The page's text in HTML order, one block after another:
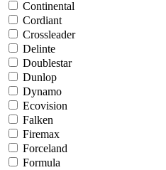
Continental
Cordiant
Crossleader
Delinte
Doublestar
Dunlop
Dynamo
Ecovision
Falken
Firemax
Forceland
Formula